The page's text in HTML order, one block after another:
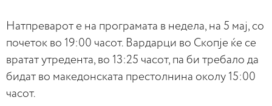
Натпреварот е на програмата в недела, на 5 мај, со
почеток во 19:00 часот. Вардарци во Скопје ќе се
вратат утредента, во 13:25 часот, па би требало да
бидат во македонската престолнина околу 15:00
часот.